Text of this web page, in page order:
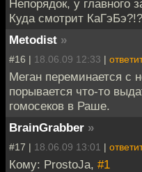
Непорядок, у главного
Куда смотрит
Metodist »
#16 | 18.06.09 12:33 |
Меган переминается с
порывается что-то
гомосеков в Раше.
BrainGrabber »
#17 | 18.06.09 13:01 |
Кому: ProstoJa, #1